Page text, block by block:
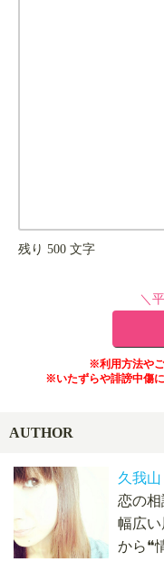
残り 500 文字
＼
※利用方法や
※いたずらや誹謗中傷
AUTHOR
久我山
恋の
幅広
から❝